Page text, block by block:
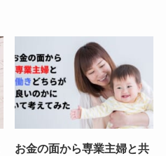
お金の面から専業主婦と共